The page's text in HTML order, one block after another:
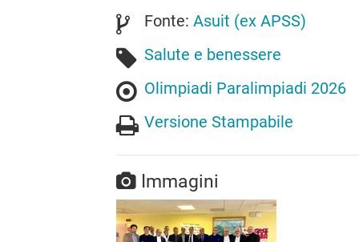
Fonte: Asuit (ex APSS)
Salute e benessere
Olimpiadi Paralimpiadi 2026
Versione Stampabile
Immagini